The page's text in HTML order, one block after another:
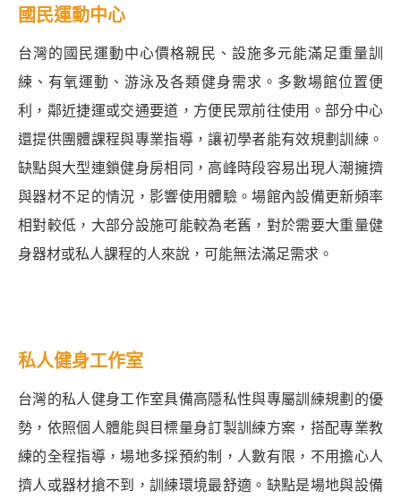
國民運動中心
台灣的國民運動中心價格親民、設施多元能滿足重量訓
練、有氧運動、游泳及各類健身需求。多數場館位置便
利，鄰近捷運或交通要道，方便民眾前往使用。部分中心
還提供團體課程與專業指導，讓初學者能有效規劃訓練。
缺點與大型連鎖健身房相同，高峰時段容易出現人潮擁擠
與器材不足的情況，影響使用體驗。場館內設備更新頻率
相對較低，大部分設施可能較為老舊，對於需要大重量健
身器材或私人課程的人來說，可能無法滿足需求。
私人健身工作室
台灣的私人健身工作室具備高隱私性與專屬訓練規劃的優
勢，依照個人體能與目標量身訂製訓練方案，搭配專業教
練的全程指導，場地多採預約制，人數有限，不用擔心人
擠人或器材搶不到，訓練環境最舒適。缺點是場地與設備